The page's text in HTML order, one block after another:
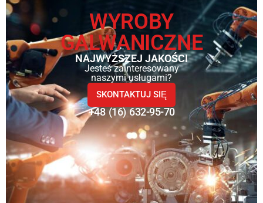
WYROBY
GALWANICZNE
NAJWYŻSZEJ JAKOŚCI
Jesteś zainteresowany
naszymi usługami?
SKONTAKTUJ SIĘ
+48 (16) 632-95-70